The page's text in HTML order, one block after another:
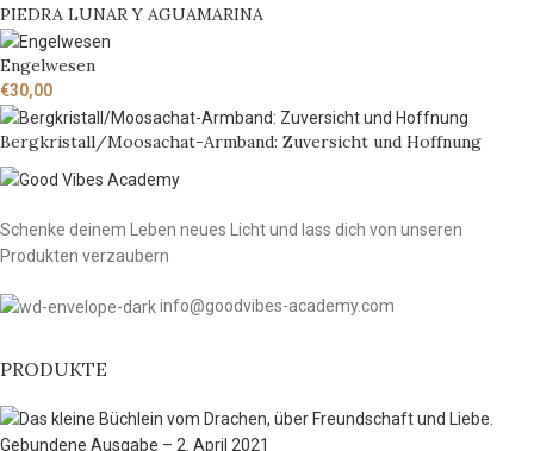
PIEDRA LUNAR Y AGUAMARINA
Engelwesen
€30,00
Bergkristall/Moosachat-Armband: Zuversicht und Hoffnung
Schenke deinem Leben neues Licht und lass dich von unseren
Produkten verzaubern
info@goodvibes-academy.com
PRODUKTE